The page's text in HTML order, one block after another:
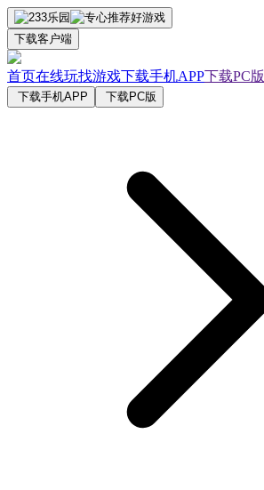
下载客户端
首页在线玩找游戏下载手机APP下载PC版
下载手机APP 下载PC版